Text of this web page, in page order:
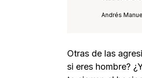
Andrés
Otras de las
si eres hombre?